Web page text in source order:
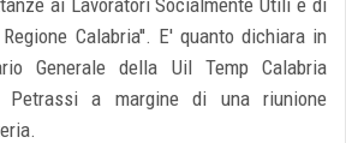
Calabria''. E' quanto dichiara in
Generale della Uil Temp Calabria
Petrassi a margine di una riunione